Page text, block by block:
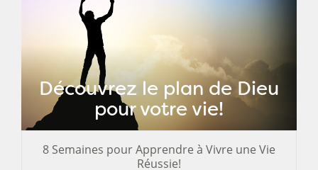
Découvrez le plan de Dieu
pour votre vie!
8 Semaines pour Apprendre à Vivre une Vie
Réussie!